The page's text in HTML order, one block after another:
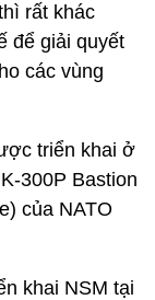
rất khác
để giải quyết
các vùng
triển khai ở
300P Bastion
của NATO
khai NSM tại